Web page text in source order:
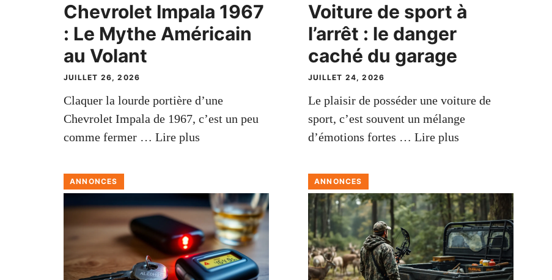
Chevrolet Impala 1967
: Le Mythe Américain
au Volant
JUILLET 26, 2026
Claquer la lourde portière d’une
Chevrolet Impala de 1967, c’est un peu
comme fermer … Lire plus
Voiture de sport à
l’arrêt : le danger
caché du garage
JUILLET 24, 2026
Le plaisir de posséder une voiture de
sport, c’est souvent un mélange
d’émotions fortes … Lire plus
ANNONCES ANNONCES